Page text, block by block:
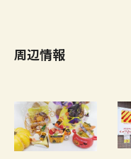
周辺情報